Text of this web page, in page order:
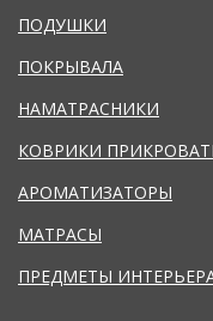
ПОДУШКИ
ПОКРЫВАЛА
НАМАТРАСНИКИ
КОВРИКИ
АРОМАТИЗАТОРЫ
МАТРАСЫ
ПРЕДМЕТЫ